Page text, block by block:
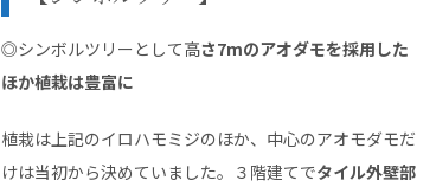
◎シンボルツリーとして高さ7mのアオダモを採用した
ほか植栽は豊富に
植栽は上記のイロハモミジのほか、中心のアオモダモだ
けは当初から決めていました。３階建てでタイル外壁部